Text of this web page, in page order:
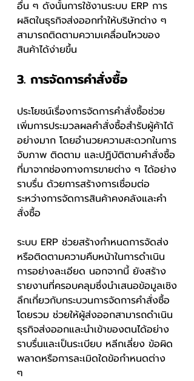
อื่น ๆ ดังนั้นการใช้งานระบบ ERP การ
ผลิตในธุรกิจส่งออกทำให้บริษัทต่าง ๆ
สามารถติดตามความเคลื่อนไหวของ
สินค้าได้ง่ายขึ้น
3. การจัดการคำสั่งซื้อ
ประโยชน์เรื่องการจัดการคำสั่งซื้อช่วย
เพิ่มการประมวลผลคำสั่งซื้อสำรับผู้ค้าได้
อย่างมาก โดยอำนวยความสะดวกในการ
จับภาพ ติดตาม และปฏิบัติตามคำสั่งซื้อ
ที่มาจากช่องทางการขายต่าง ๆ ได้อย่าง
ราบรื่น ด้วยการสร้างการเชื่อมต่อ
ระหว่างการจัดการสินค้าคงคลังและคำ
สั่งซื้อ
ระบบ ERP ช่วยสร้างกำหนดการจัดส่ง
หรือติดตามความคืบหน้าในการดำเนิน
การอย่างละเอียด นอกจากนี้ ยังสร้าง
รายงานที่ครอบคลุมซึ่งนำเสนอข้อมูลเชิง
ลึกเกี่ยวกับกระบวนการจัดการคำสั่งซื้อ
โดยรวม ช่วยให้ผู้ส่งออกสามารถดำเนิน
ธุรกิจส่งออกและนำเข้าของตนได้อย่าง
ราบรื่นและเป็นระเบียบ หลีกเลี่ยง ข้อผิด
พลาดหรือการละเมิดใดข้อกำหนดต่าง
ๆ